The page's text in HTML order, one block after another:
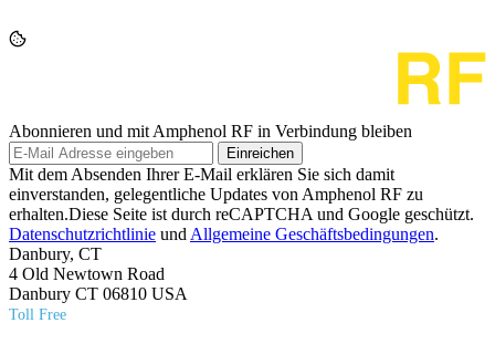
Abonnieren und mit Amphenol RF in Verbindung bleiben
Einreichen
Mit dem Absenden Ihrer E-Mail erklären Sie sich damit
einverstanden, gelegentliche Updates von Amphenol RF zu
erhalten.Diese Seite ist durch reCAPTCHA und Google geschützt.
Datenschutzrichtlinie und Allgemeine Geschäftsbedingungen.
Danbury, CT
4 Old Newtown Road
Danbury CT 06810 USA
Toll Free